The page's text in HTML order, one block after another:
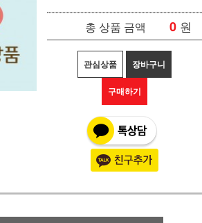
총 상품 금액 0 원
관심상품 장바구니
구매하기